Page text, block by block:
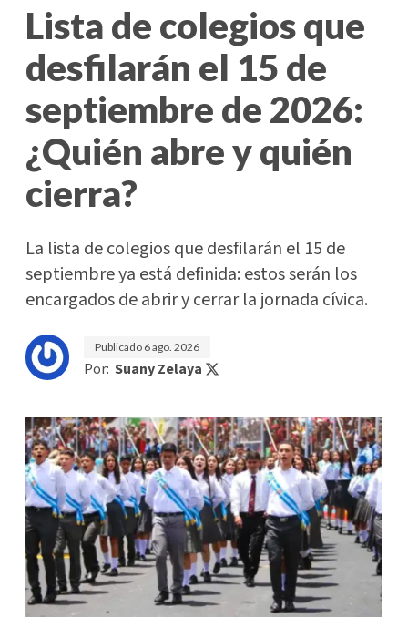
Lista de colegios que
desfilarán el 15 de
septiembre de 2026:
¿Quién abre y quién
cierra?
La lista de colegios que desfilarán el 15 de
septiembre ya está definida: estos serán los
encargados de abrir y cerrar la jornada cívica.
Publicado 6 ago. 2026
Por: Suany Zelaya